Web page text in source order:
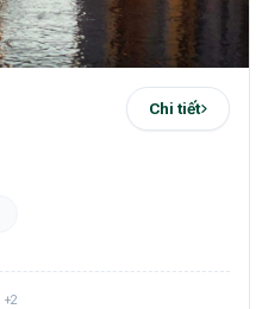
Chi tiết
+2